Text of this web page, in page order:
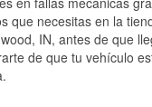
que necesitas en la
IN, antes de que
de que tu vehículo